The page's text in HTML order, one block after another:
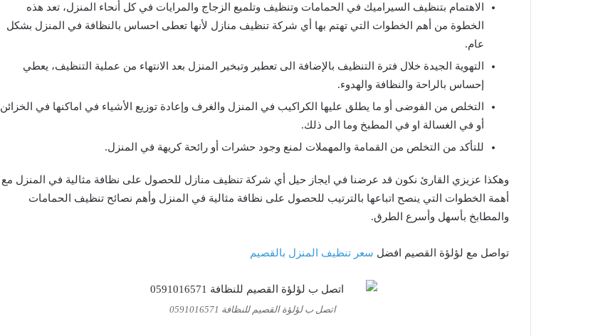
الاهتمام بتنظيف السيراميك في الحمامات وتنظيف وتلميع الزجاج والمرايات في كل أنحاء المنزل، تعد هذه
الخطوة من أهم الخطوات التي تهتم بها أي شركة تنظيف منازل لأنها تعطى احساس بالنظافة في المنزل بشكل
عام.
التهوية الجيدة خلال فترة التنظيف بالإضافة الى تعطير وتبخير المنزل بعد الانتهاء من عملية التنظيف، يعطي
إحساس بالراحة والنظافة والهدوء.
التخلص من الفوضى أو ما يطلق عليها الكراكيب في المنزل والغرف وإعادة توزيع الأشياء في اماكنها في الخزائن
أو في الغسالة او في المطبخ وما الى ذلك.
للتأكد من التخلص من القمامة والمهملات لمنع وجود حشرات أو رائحة كريهة في المنزل.
وهكذا عزيزي القارئ نكون قد عرضنا في ايجاز حيل أي شركة تنظيف منازل للحصول على نظافة مثالية في المنزل مع
أهمة الخطوات التي ينصح اتباعها بالترتيب للحصول على نظافة مثالية في المنزل وأهم نصائح تنظيف الحمامات
والمطابخ بأسهل وأسرع الطرق.
تواصل مع لؤلؤة القصيم افضل سعر تنظيف المنزل بالقصيم
اتصل ب لؤلؤة القصيم للنظافة 0591016571